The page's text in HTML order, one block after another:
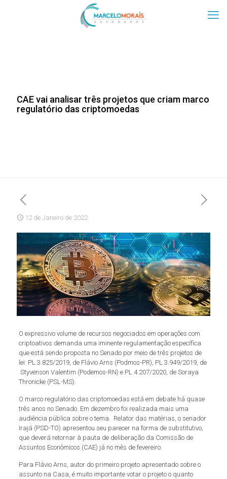
CAE vai analisar três projetos que criam marco
regulatório das criptomoedas
12 de Janeiro de 2022
O expressivo volume de recursos negociados em operações com
criptoativos demanda uma iminente regulamentação específica
que está sendo proposta no Senado por meio de três projetos de
lei: PL 3.825/2019, de Flávio Arns (Podmos-PR), PL 3.949/2019, de
Styvenson Valentim (Podemos-RN) e PL 4.207/2020, de Soraya
Thronicke (PSL-MS).
O marco regulatório das criptomoedas está em debate há quase
três anos no Senado. Em dezembro foi realizada mais uma
audiência pública sobre o tema. Relator das matérias, o senador
Irajá (PSD-TO) apresentou seu parecer na forma de substitutivo,
que deverá retornar à pauta de deliberação da Comissão de
Assuntos Econômicos (CAE) já no mês de fevereiro.
Para Flávio Arns, autor do primeiro projeto apresentado sobre o
assunto na Casa, é muito importante votar o projeto o quanto